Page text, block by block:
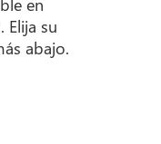
en
Elija su
abajo.